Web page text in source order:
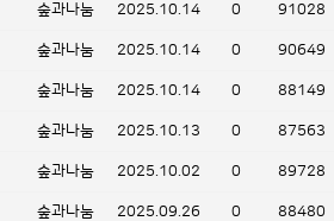
숲과나눔 2025.10.14 0 91028
숲과나눔 2025.10.14 0 90649
숲과나눔 2025.10.14 0 88149
숲과나눔 2025.10.13 0 87563
숲과나눔 2025.10.02 0 89728
숲과나눔 2025.09.26 0 88480